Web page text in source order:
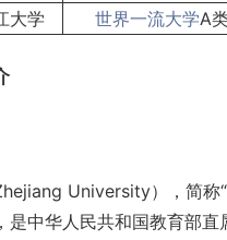
大学 世界一流大学A
University），简称
是中华人民共和国教育部直